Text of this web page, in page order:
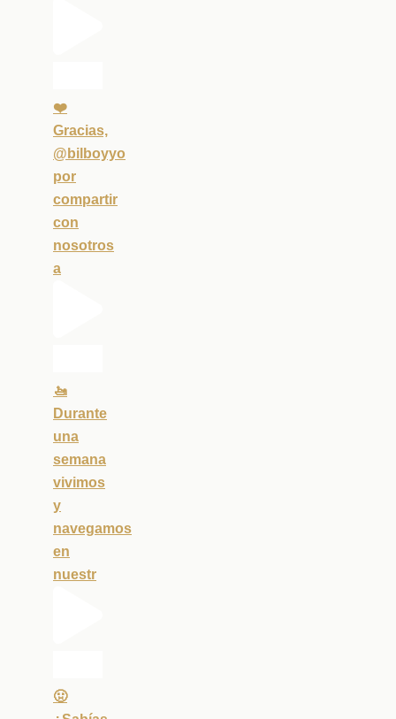
❤️
Gracias,
@bilboyyo
por
compartir
con
nosotros
a
🚤
Durante
una
semana
vivimos
y
navegamos
en
nuestr
🤢